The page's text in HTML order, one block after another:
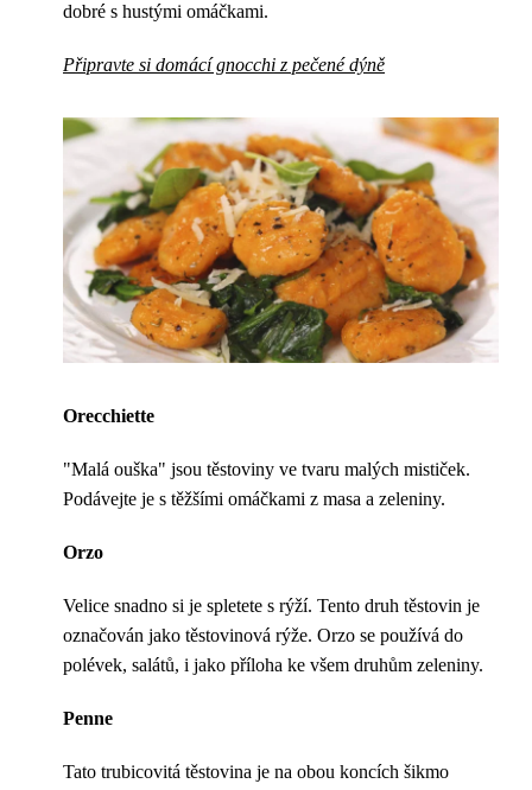
dobré s hustými omáčkami.
Připravte si domácí gnocchi z pečené dýně
Orecchiette
"Malá ouška" jsou těstoviny ve tvaru malých mističek.
Podávejte je s těžšími omáčkami z masa a zeleniny.
Orzo
Velice snadno si je spletete s rýží. Tento druh těstovin je
označován jako těstovinová rýže. Orzo se používá do
polévek, salátů, i jako příloha ke všem druhům zeleniny.
Penne
Tato trubicovitá těstovina je na obou koncích šikmo